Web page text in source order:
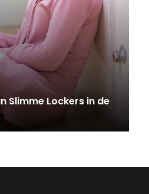
Slimme Lockers in de